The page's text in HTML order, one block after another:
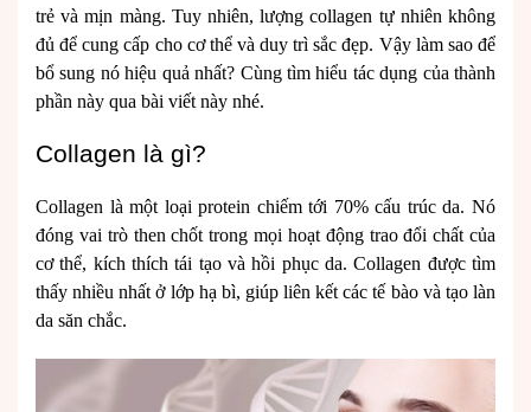
trẻ và mịn màng. Tuy nhiên, lượng collagen tự nhiên không
đủ để cung cấp cho cơ thể và duy trì sắc đẹp. Vậy làm sao để
bổ sung nó hiệu quả nhất? Cùng tìm hiểu tác dụng của thành
phần này qua bài viết này nhé.
Collagen là gì?
Collagen là một loại protein chiếm tới 70% cấu trúc da. Nó
đóng vai trò then chốt trong mọi hoạt động trao đổi chất của
cơ thể, kích thích tái tạo và hồi phục da. Collagen được tìm
thấy nhiều nhất ở lớp hạ bì, giúp liên kết các tế bào và tạo làn
da săn chắc.